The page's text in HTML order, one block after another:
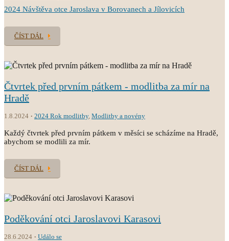
2024 Návštěva otce Jaroslava v Borovanech a Jílovicích
ČÍST DÁL
Čtvrtek před prvním pátkem - modlitba za mír na
Hradě
1.8.2024 2024 Rok modlitby, Modlitby a novény
Každý čtvrtek před prvním pátkem v měsíci se scházíme na Hradě,
abychom se modlili za mír.
ČÍST DÁL
Poděkování otci Jaroslavovi Karasovi
28.6.2024 Událo se